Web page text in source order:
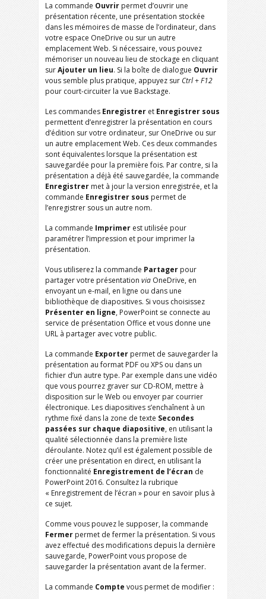
La commande Ouvrir permet d’ouvrir une
présentation récente, une présentation stockée
dans les mémoires de masse de l’ordinateur, dans
votre espace OneDrive ou sur un autre
emplacement Web. Si nécessaire, vous pouvez
mémoriser un nouveau lieu de stockage en cliquant
surAjouter un lieu. Si la boîte de dialogue Ouvrir
vous semble plus pratique, appuyez sur Ctrl + F12
pour court-circuiter la vue Backstage.
Les commandes Enregistrer et Enregistrer sous
permettent d’enregistrer la présentation en cours
d’édition sur votre ordinateur, sur OneDrive ou sur
un autre emplacement Web. Ces deux commandes
sont équivalentes lorsque la présentation est
sauvegardée pour la première fois. Par contre, si la
présentation a déjà été sauvegardée, la commande
Enregistrer met à jour la version enregistrée, et la
commande Enregistrer sous permet de
l’enregistrer sous un autre nom.
La commande Imprimer est utilisée pour
paramétrer l’impression et pour imprimer la
présentation.
Vous utiliserez la commande Partager pour
partager votre présentation via OneDrive, en
envoyant un e-mail, en ligne ou dans une
bibliothèque de diapositives. Si vous choisissez
Présenter en ligne, PowerPoint se connecte au
service de présentation Office et vous donne une
URL à partager avec votre public.
La commande Exporter permet de sauvegarder la
présentation au format PDF ou XPS ou dans un
fichier d’un autre type. Par exemple dans une vidéo
que vous pourrez graver sur CD-ROM, mettre à
disposition sur le Web ou envoyer par courrier
électronique. Les diapositives s’enchaînent à un
rythme fixé dans la zone de texte Secondes
passées sur chaque diapositive, en utilisant la
qualité sélectionnée dans la première liste
déroulante. Notez qu’il est également possible de
créer une présentation en direct, en utilisant la
fonctionnalité Enregistrement de l’écran de
PowerPoint 2016. Consultez la rubrique
« Enregistrement de l’écran » pour en savoir plus à
ce sujet.
Comme vous pouvez le supposer, la commande
Fermer permet de fermer la présentation. Si vous
avez effectué des modifications depuis la dernière
sauvegarde, PowerPoint vous propose de
sauvegarder la présentation avant de la fermer.
La commande Compte vous permet de modifier :